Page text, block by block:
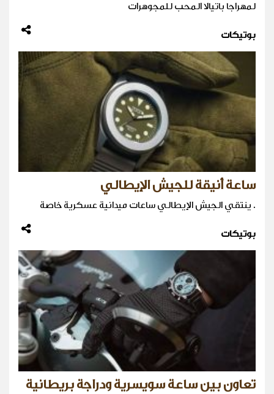
لمهراجا باتيالا المحب للمجوهرات
بوتيكات
ساعة أنيقة للجيش الإيطالي
. ينتقي الجيش الإيطالي ساعات ميدانية عسكرية خاصة
بوتيكات
تعاون بين ساعة سويسرية ودراجة بريطانية